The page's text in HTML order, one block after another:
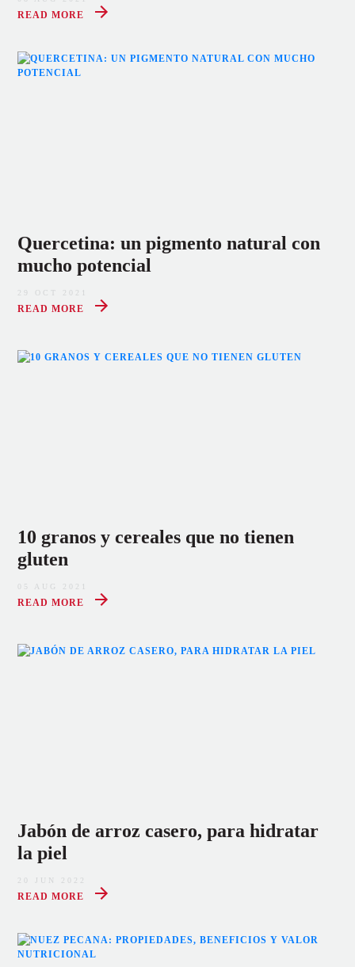
READ MORE
Quercetina: un pigmento natural con
mucho potencial
29 OCT 2021
READ MORE
10 granos y cereales que no tienen
gluten
05 AUG 2021
READ MORE
Jabón de arroz casero, para hidratar
la piel
20 JUN 2022
READ MORE